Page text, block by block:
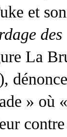
et
des
La
» où